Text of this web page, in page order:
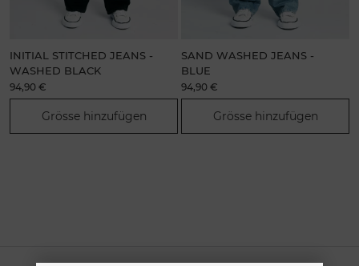
INITIAL STITCHED JEANS -
WASHED BLACK
94,90 €
Grösse hinzufügen
SAND WASHED JEANS -
BLUE
94,90 €
Grösse hinzufügen